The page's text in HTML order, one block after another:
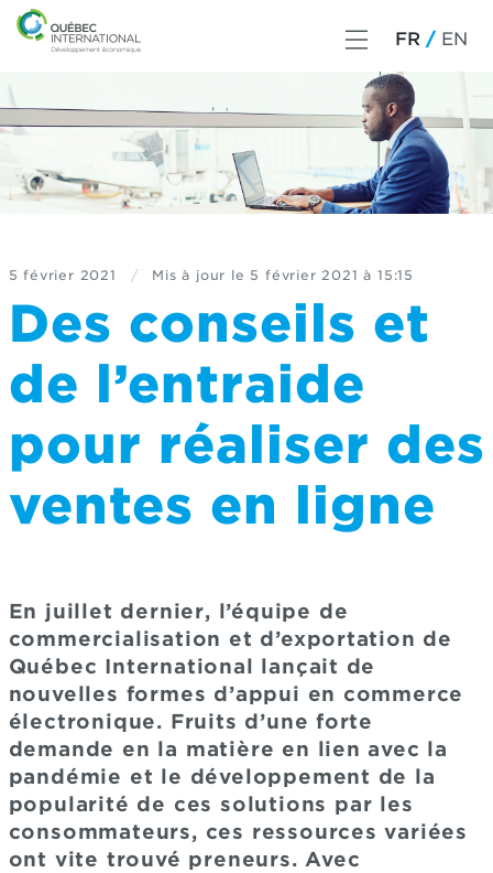
FR EN
5 février 2021 / Mis à jour le 5 février 2021 à 15:15
Des conseils et
de l’entraide
pour réaliser des
ventes en ligne
En juillet dernier, l’équipe de
commercialisation et d’exportation de
Québec International lançait de
nouvelles formes d’appui en commerce
électronique. Fruits d’une forte
demande en la matière en lien avec la
pandémie et le développement de la
popularité de ces solutions par les
consommateurs, ces ressources variées
ont vite trouvé preneurs. Avec